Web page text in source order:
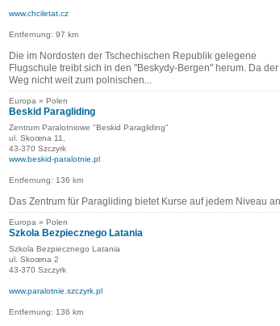
www.chciletat.cz
Entfernung: 97 km
Die im Nordosten der Tschechischen Republik gelegene
Flugschule treibt sich in den "Beskydy-Bergen" herum. Da der
Weg nicht weit zum polnischen...
Europa » Polen
Beskid Paragliding
Zentrum Paralotniowe "Beskid Paragliding"
ul. Skoœna 11,
43-370 Szczyrk
www.beskid-paralotnie.pl
Entfernung: 136 km
Das Zentrum für Paragliding bietet Kurse auf jedem Niveau
Europa » Polen
Szkola Bezpiecznego Latania
Szkola Bezpiecznego Latania
ul. Skoœna 2
43-370 Szczyrk
www.paralotnie.szczyrk.pl
Entfernung: 136 km